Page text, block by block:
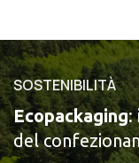
SOSTENIBILITÀ
Ecopackaging:
del